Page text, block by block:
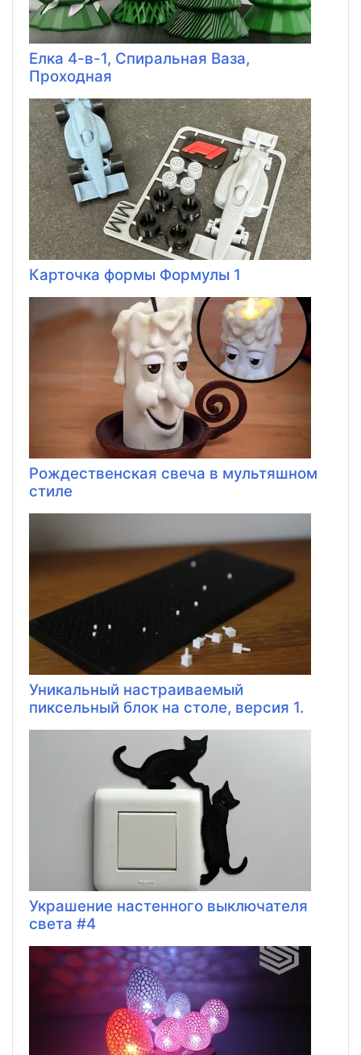
Елка 4-в-1, Спиральная Ваза,
Проходная
Карточка формы Формулы 1
Рождественская свеча в мультяшном
стиле
Уникальный настраиваемый
пиксельный блок на столе, версия 1.
Украшение настенного выключателя
света #4